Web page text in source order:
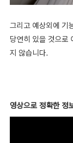
그리고 예상외에 기
당연히 있을 것으로
지 않습니다.
영상으로 정확한 정